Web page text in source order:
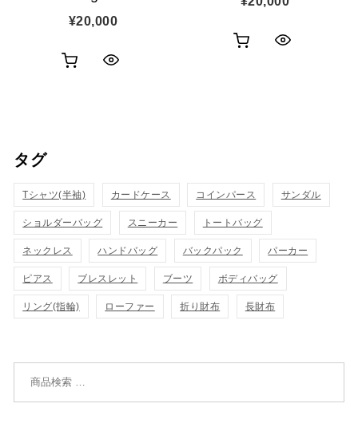
¥20,000
タグ
Tシャツ(半袖) カードケース コインパース サンダル
ショルダーバッグ スニーカー トートバッグ
ネックレス ハンドバッグ バックパック パーカー
ピアス ブレスレット ブーツ ボディバッグ
リング(指輪) ローファー 折り財布 長財布